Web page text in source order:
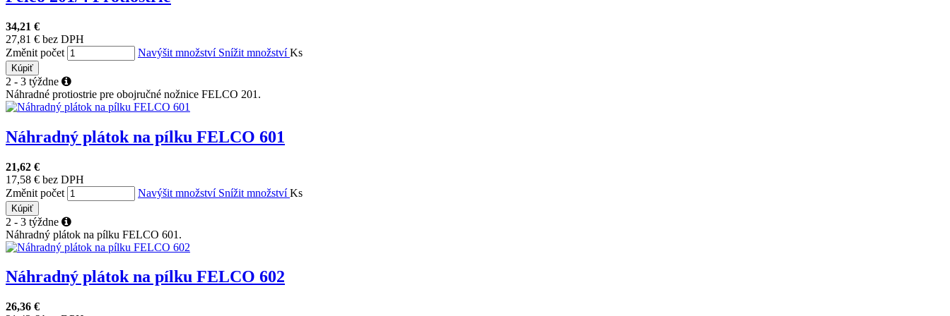
34,21 €
27,81 € bez DPH
Změnit počet
Navýšit množství Snížit množstvíKs
Kúpiť
2 - 3 týždne
Náhradné protiostrie pre obojručné nožnice FELCO 201.
Náhradný plátok na pílku FELCO 601
21,62 €
17,58 € bez DPH
Změnit počet
Navýšit množství Snížit množstvíKs
Kúpiť
2 - 3 týždne
Náhradný plátok na pílku FELCO 601.
Náhradný plátok na pílku FELCO 602
26,36 €